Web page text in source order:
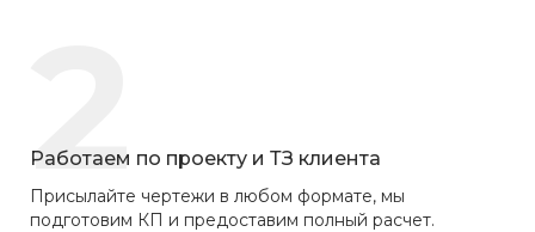
2
Работаем по проекту и ТЗ клиента
Присылайте чертежи в любом формате, мы
подготовим КП и предоставим полный расчет.